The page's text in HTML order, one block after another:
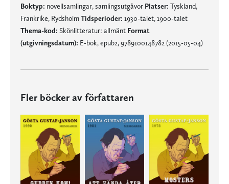
Boktyp: novellsamlingar, samlingsutgåvor Platser: Tyskland,
Frankrike, RydsholmTidsperioder: 1930-talet, 1900-talet
Thema-kod: Skönlitteratur: allmänt Format
(utgivningsdatum): E-bok, epub2, 9789100148782 (2015-05-04)
Fler böcker av författaren